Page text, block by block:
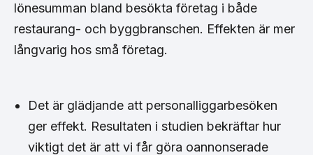
lönesumman bland besökta företag i både
restaurang- och byggbranschen. Effekten är mer
långvarig hos små företag.
Det är glädjande att personalliggarbesöken
ger effekt. Resultaten i studien bekräftar hur
viktigt det är att vi får göra oannonserade